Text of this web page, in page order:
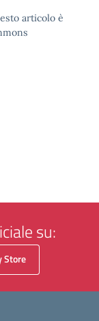
articolo è
su:
Store